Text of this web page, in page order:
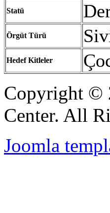
Statü
Örgüt Türü
HedefKitleler
Copyright ©
Center. All
Joomla